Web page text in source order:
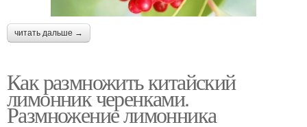
читать дальше →
Как размножить китайский
лимонник черенками.
Размножение лимонника